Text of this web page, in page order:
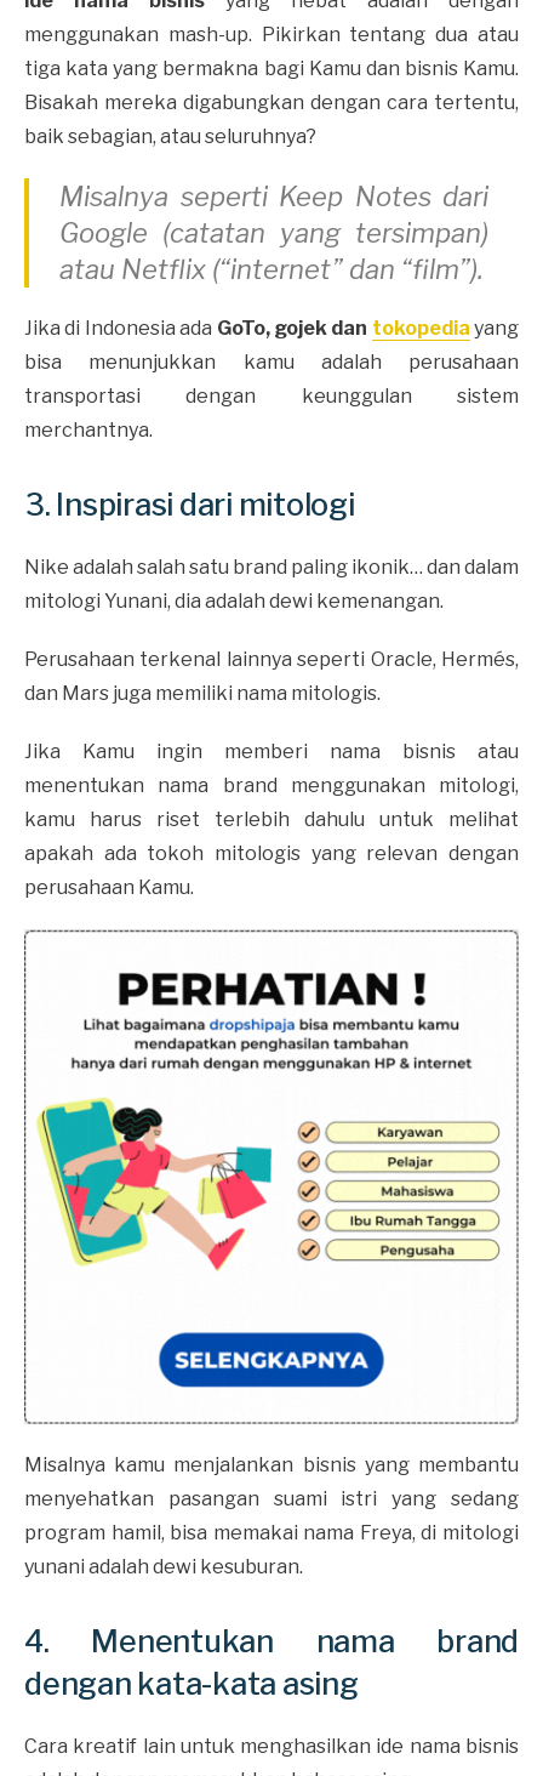
menggunakan mash-up. Pikirkan tentang dua atau
tiga kata yang bermakna bagi Kamu dan bisnis Kamu.
Bisakah mereka digabungkan dengan cara tertentu,
baik sebagian, atau seluruhnya?
Misalnya seperti Keep Notes dari
Google (catatan yang tersimpan)
atau Netflix (“internet” dan “film”).
Jika di Indonesia ada GoTo, gojek dan tokopedia yang
bisa menunjukkan kamu adalah perusahaan
transportasi dengan keunggulan sistem
merchantnya.
3. Inspirasi dari mitologi
Nike adalah salah satu brand paling ikonik… dan dalam
mitologi Yunani, dia adalah dewi kemenangan.
Perusahaan terkenal lainnya seperti Oracle, Hermés,
dan Mars juga memiliki nama mitologis.
Jika Kamu ingin memberi nama bisnis atau
menentukan nama brand menggunakan mitologi,
kamu harus riset terlebih dahulu untuk melihat
apakah ada tokoh mitologis yang relevan dengan
perusahaan Kamu.
Misalnya kamu menjalankan bisnis yang membantu
menyehatkan pasangan suami istri yang sedang
program hamil, bisa memakai nama Freya, di mitologi
yunani adalah dewi kesuburan.
4. Menentukan nama brand
dengan kata-kata asing
Cara kreatif lain untuk menghasilkan ide nama bisnis